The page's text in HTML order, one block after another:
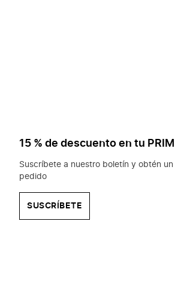
15 % de descuento en tu
Suscríbete a nuestro boletín y obtén
pedido
SUSCRÍBETE